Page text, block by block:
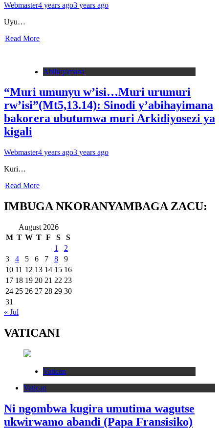
Webmaster4 years ago3 years ago
Uyu…
Read More
Abihayimana
“Muri umunyu w’isi…Muri urumuri
rw’isi”(Mt5,13.14): Sinodi y’abihayimana
bakorera ubutumwa muri Arkidiyosezi ya
kigali
Webmaster4 years ago3 years ago
Kuri…
Read More
IMBUGA NKORANYAMBAGA ZACU:
August 2026
M T W T F S
S
1
2
3
4 5 6 7 8
9
10 11 12 13 14 15 16
17 18 19 20 21 22 23
24 25 26 27 28 29 30
31
« Jul
VATICANI
Vatican
Vatican
Ni ngombwa kugira umutima wagutse
ukwirwamo abandi (Papa Fransisiko)